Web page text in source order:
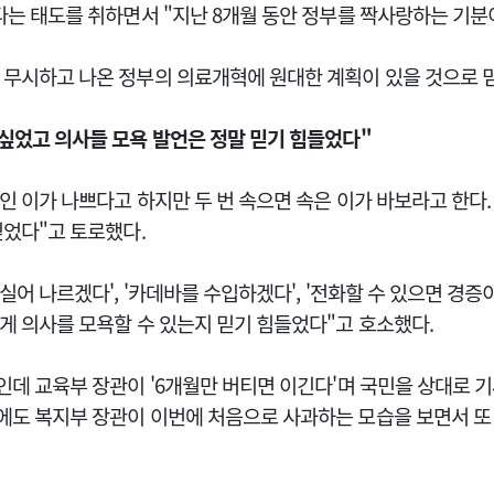
태도를 취하면서 "지난 8개월 동안 정부를 짝사랑하는 기
시하고 나온 정부의 의료개혁에 원대한 계획이 있을 것으로
었고 의사들 모욕 발언은 정말 믿기 힘들었다"
이가 나쁘다고 하지만 두 번 속으면 속은 이가 바보라고 한
다"고 토로했다.
어 나르겠다', '카데바를 수입하겠다', '전화할 수 있으면 경증
의사를 모욕할 수 있는지 믿기 힘들었다"고 호소했다.
데 교육부 장관이 '6개월만 버티면 이긴다'며 국민을 상대로
복지부 장관이 이번에 처음으로 사과하는 모습을 보면서